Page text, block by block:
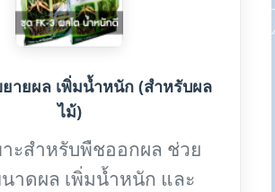
ยายผล เพิ่มน้ำหนัก (สำหรับผล
ไม้)
ะสำหรับพืชออกผล ช่วย
าดผล เพิ่มน้ำหนัก และ